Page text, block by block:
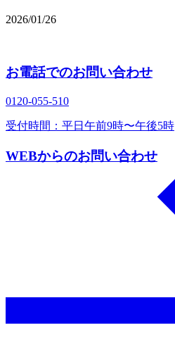
2026/01/26
お電話でのお問い合わせ
0120‐055‐510
受付時間：平日午前9時〜午後5時
WEBからのお問い合わせ